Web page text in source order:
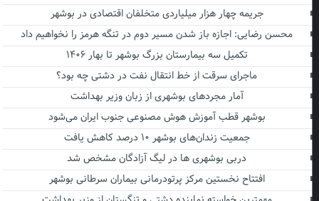
جریمه چهار هزار میلیاردی متخلفان اقتصادی در بوشهر
محسن رضایی: اجازه باز شدن مسیر دوم در تنگه هرمز را نخواهیم داد
تکمیل سه بیمارستان بزرگ بوشهر تا بهار ۱۴۰۶
ماجرای سرقت از خط انتقال نفت در دشتی چه بود؟
آمار مجردهای بوشهری از زبان وزیر بهداشت
بوشهر قطب آموزش هوش مصنوعی جنوب ایران می‌شود
جمعیت زندان‌های بوشهر ۱۰ درصد کاهش یافت
دربی بوشهری ها در لیگ آزادگان مشخص شد
افتتاح نخستین مرکز پرتودرمانی بیماران سرطانی بوشهر